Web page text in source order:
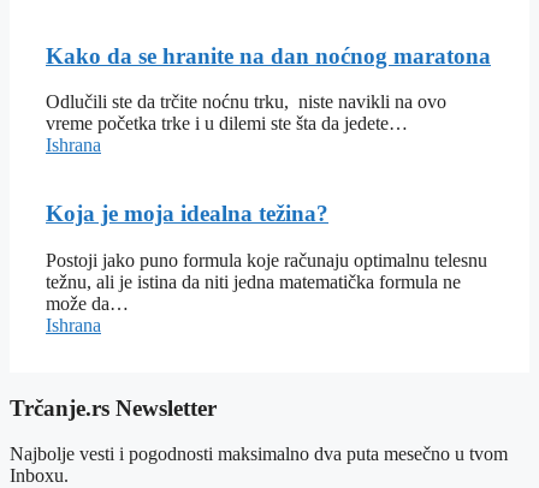
Kako da se hranite na dan noćnog maratona
Odlučili ste da trčite noćnu trku, niste navikli na ovo
vreme početka trke i u dilemi ste šta da jedete…
Ishrana
Koja je moja idealna težina?
Postoji jako puno formula koje računaju optimalnu telesnu
težnu, ali je istina da niti jedna matematička formula ne
može da…
Ishrana
Trčanje.rs Newsletter
Najbolje vesti i pogodnosti maksimalno dva puta mesečno u tvom
Inboxu.